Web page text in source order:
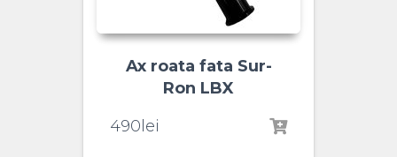
Ax roata fata Sur-
Ron LBX
490 lei